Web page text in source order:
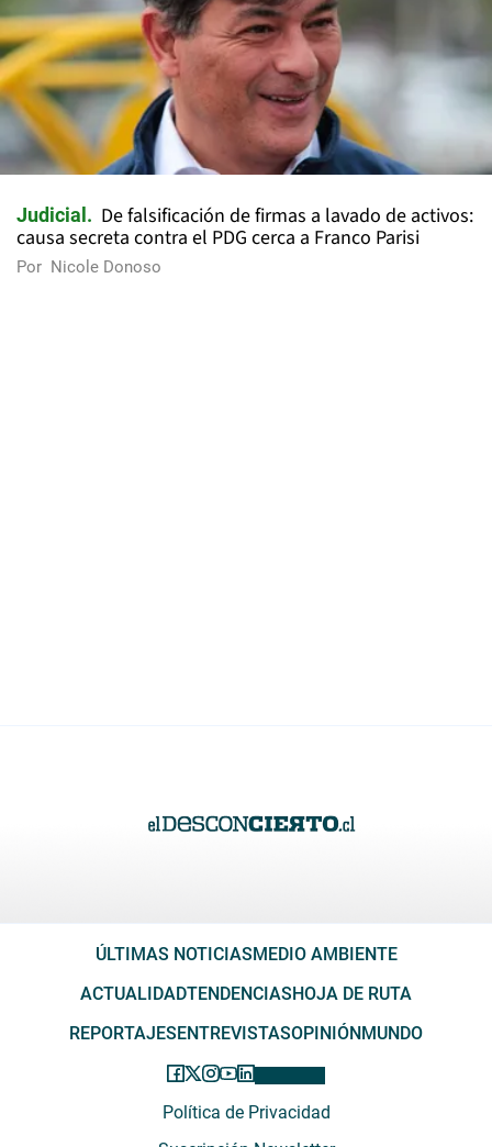
Judicial
De falsificación de firmas a lavado de activos:
causa secreta contra el PDG cerca a Franco Parisi
Por Nicole Donoso
ÚLTIMAS NOTICIAS MEDIO AMBIENTE
ACTUALIDADTENDENCIAS HOJA DE RUTA
REPORTAJES ENTREVISTASOPINIÓN MUNDO
Política de Privacidad